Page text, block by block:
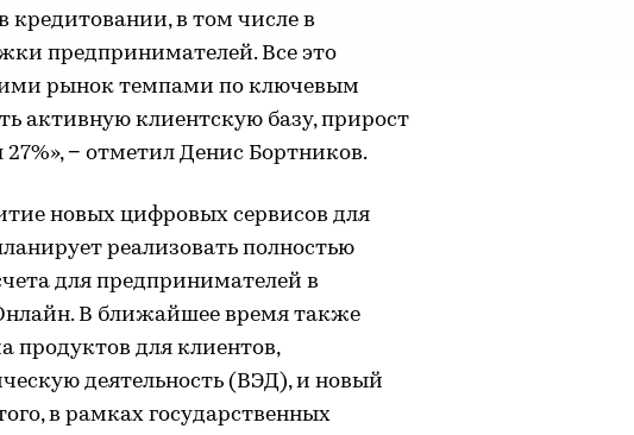
в том числе в
предпринимателей. Все это
рынок темпами по ключевым
активную клиентскую базу, прирост
− отметил Денис Бортников.
новых цифровых сервисов для
реализовать полностью
для предпринимателей в
В ближайшее время также
продуктов для клиентов,
деятельность (ВЭД), и новый
в рамках государственных